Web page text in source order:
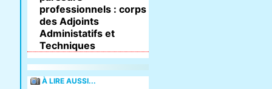
professionnels : corps
des Adjoints
Administatifs et
Techniques
À LIRE AUSSI...